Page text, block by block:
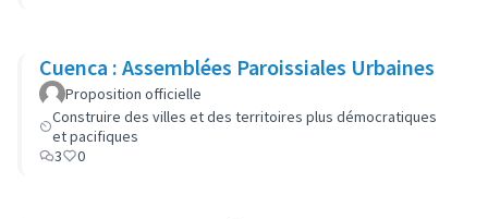
Cuenca : Assemblées Paroissiales Urbaines
Proposition officielle
Construire des villes et des territoires plus démocratiques
et pacifiques
3
0